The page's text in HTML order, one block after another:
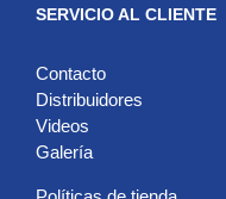
SERVICIO AL CLIENTE
Contacto
Distribuidores
Videos
Galería